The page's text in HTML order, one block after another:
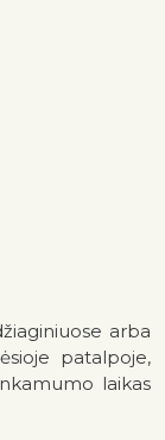
arba
patalpoje,
laikas